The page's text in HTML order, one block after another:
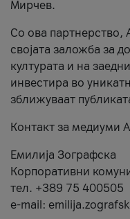
Мирчев.
Со ова партнерство,
својата заложба за
културата и на
инвестира во
зближуваат
Контакт за медиуми
Емилија Зографска
Корпоративни
тел. +389 75 400505
e-mail: